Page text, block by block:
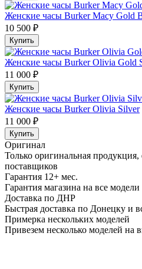
Женские часы Burker Macy Gold
10 500 ₽
Купить
Женские часы Burker Olivia Gold
11 000 ₽
Купить
Женские часы Burker Olivia Silver
11 000 ₽
Купить
Оригинал
Только оригинальная
поставщиков
Гарантия 12+ мес.
Гарантия магазина на все модели
Доставка по ДНР
Быстрая доставка по Донецку и
Примерка нескольких моделей
Привезем несколько моделей на